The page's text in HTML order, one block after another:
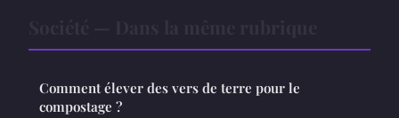
Comment élever des vers de terre pour le
compostage ?